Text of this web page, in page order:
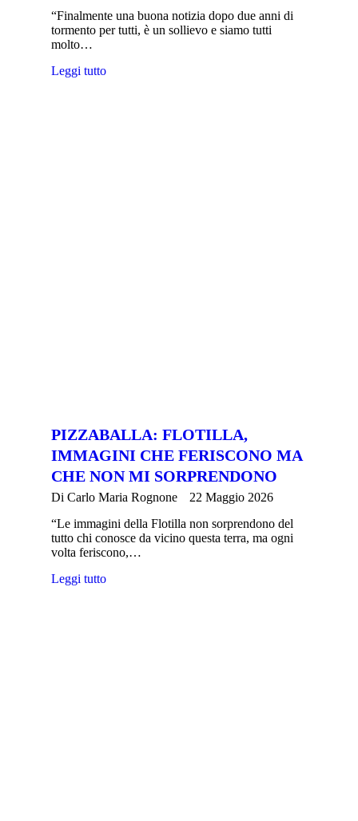
“Finalmente una buona notizia dopo due anni di
tormento per tutti, è un sollievo e siamo tutti
molto…
Leggi tutto
PIZZABALLA: FLOTILLA,
IMMAGINI CHE FERISCONO MA
CHE NON MI SORPRENDONO
Di Carlo Maria Rognone
22 Maggio 2026
“Le immagini della Flotilla non sorprendono del
tutto chi conosce da vicino questa terra, ma ogni
volta feriscono,…
Leggi tutto